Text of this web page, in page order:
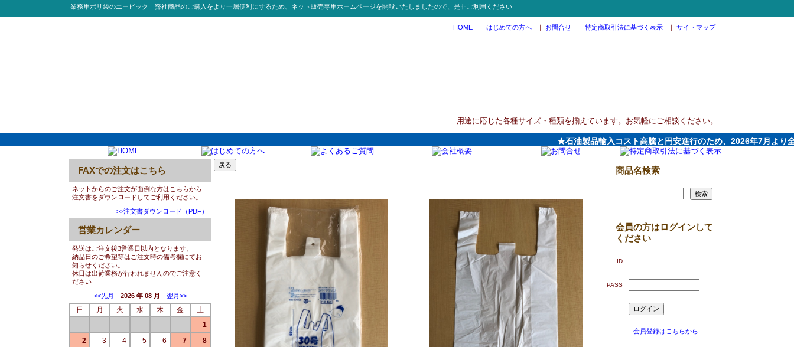
業務用ポリ袋のエービック 弊社商品のご購入をより一層便利にするため、ネット販売専用ホームページを開設いたしましたので、是非ご利用ください
HOME ｜ はじめての方へ ｜ お問合せ ｜ 特定商取引法に基づく表示 ｜ サイトマップ
用途に応じた各種サイズ・種類を揃えています。お気軽にご相談ください。
★石油製品輸入コスト高騰と円安進行のため、2026年7月より全製品
FAXでの注文はこちら
ネットからのご注文が面倒な方はこちらから
注文書をダウンロードしてご利用ください。
>>注文書ダウンロード（PDF）
営業カレンダー
発送はご注文後3営業日以内となります。
納品日のご希望等はご注文時の備考欄にてお
知らせください。
休日は出荷業務が行われませんのでご注意く
ださい
<<先月
2026 年 08 月 翌月>>
日 月 火 水 木 金
土
1
2
3 4 5 6 7
8
商品名検索
会員の方はログインして
ください
ID
PASS
会員登録はこちらから